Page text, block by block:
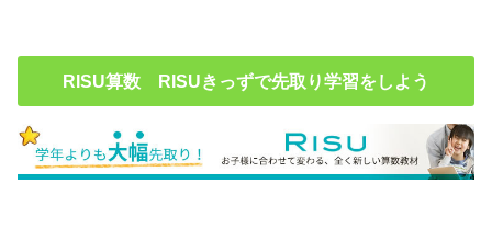
RISU算数 RISUきっずで先取り学習をしよう